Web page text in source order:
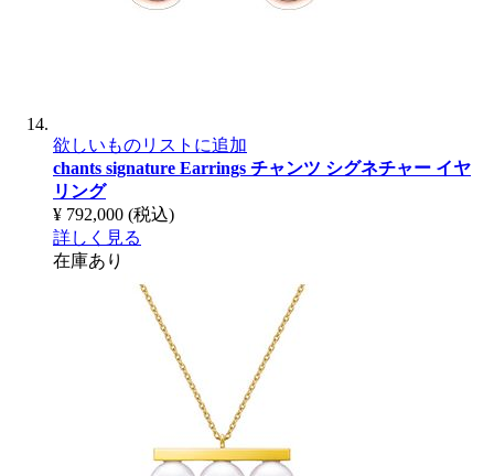
欲しいものリストに追加
chants signature Earrings チャンツ シグネチャー イヤ
リング
¥ 792,000 (税込)
詳しく見る
在庫あり